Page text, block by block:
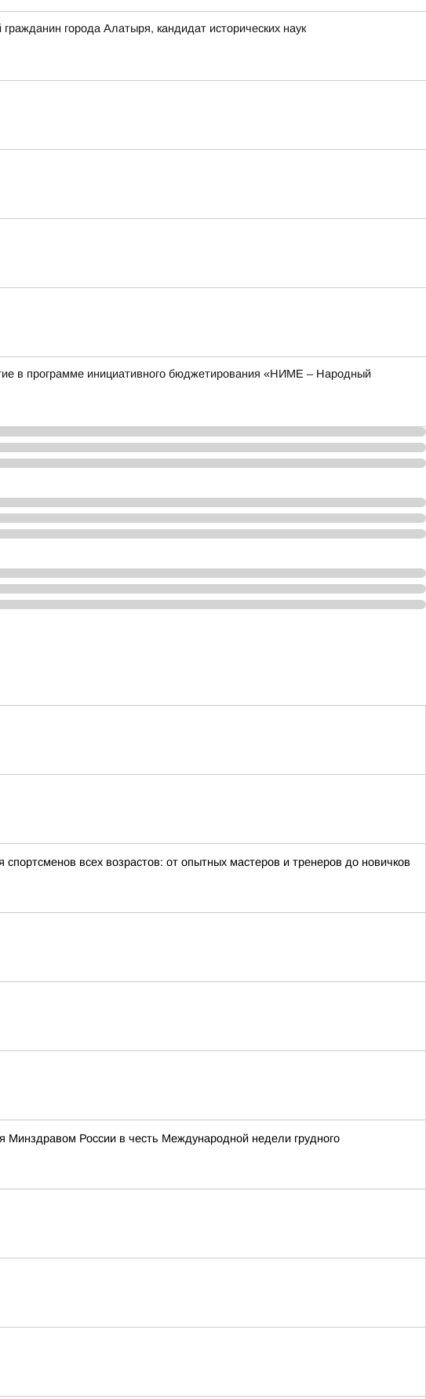
города Алатыря, кандидат исторических наук
в программе инициативного бюджетирования «НИМЕ – Народный
всех возрастов: от опытных мастеров и тренеров до новичков
Минздравом России в честь Международной недели грудного